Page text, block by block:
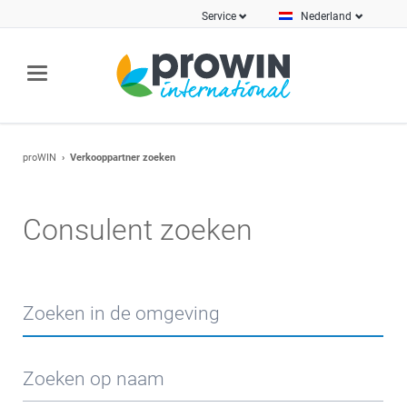
Nederland
Service
proWIN Verkooppartner zoeken
Consulent zoeken
Zoeken in de omgeving
Zoeken op naam